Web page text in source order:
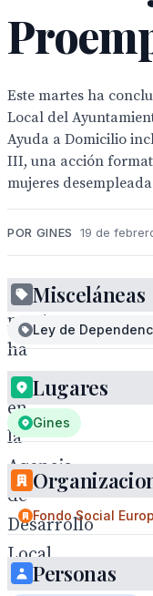
Este martes ha
Local del
Ayuda a Domicilio
III, una acción
mujeres
POR GINES 19 de
Este
martes
ha
concluido
en
la
Agencia
de
Desarrollo
Local
del
Misceláneas
Ley de
Lugares
Gines
Fondo Social
Personas